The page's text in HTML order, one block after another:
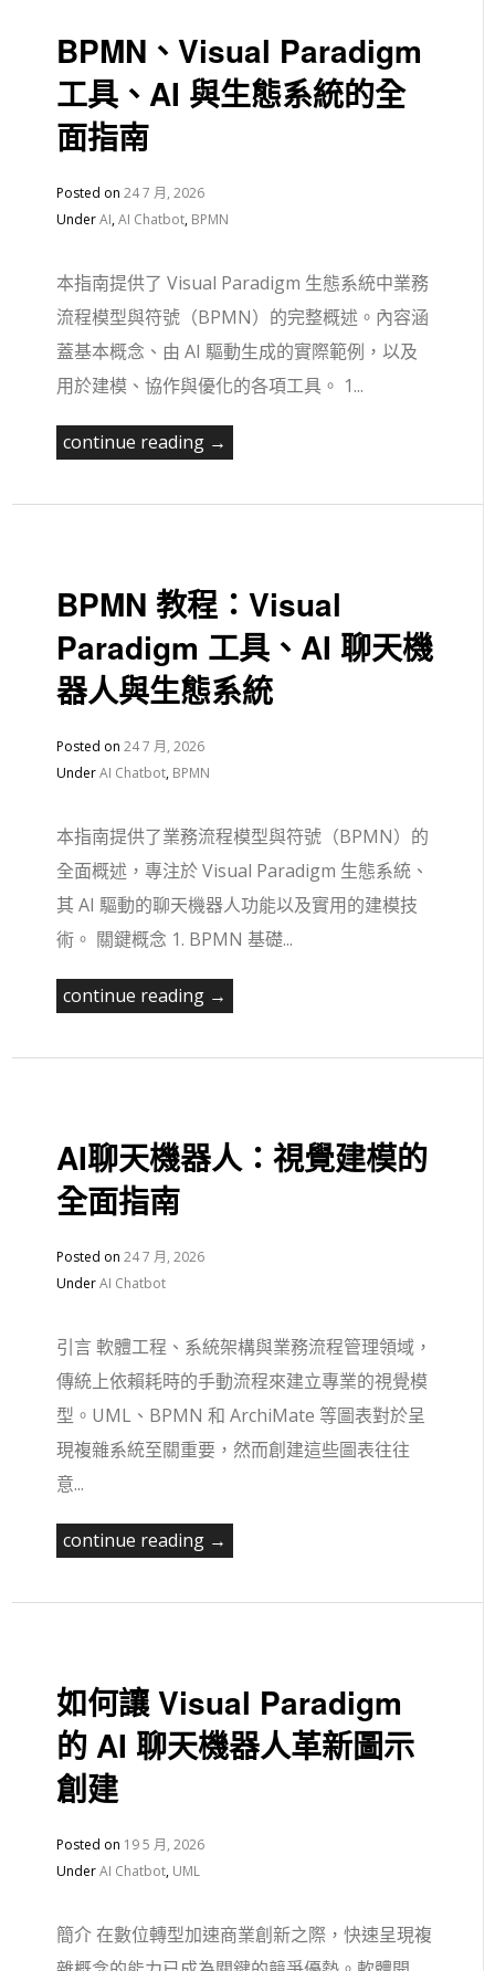
BPMN、Visual Paradigm
工具、AI 與生態系統的全
面指南
Posted on24 7 月, 2026
UnderAI,AI Chatbot, BPMN
本指南提供了 Visual Paradigm 生態系統中業務
流程模型與符號（BPMN）的完整概述。內容涵
蓋基本概念、由 AI 驅動生成的實際範例，以及
用於建模、協作與優化的各項工具。 1...
continue reading →
BPMN 教程：Visual
Paradigm 工具、AI 聊天機
器人與生態系統
Posted on24 7 月, 2026
UnderAI Chatbot, BPMN
本指南提供了業務流程模型與符號（BPMN）的
全面概述，專注於 Visual Paradigm 生態系統、
其 AI 驅動的聊天機器人功能以及實用的建模技
術。 關鍵概念 1. BPMN 基礎...
continue reading →
AI聊天機器人：視覺建模的
全面指南
Posted on24 7 月, 2026
UnderAI Chatbot
引言 軟體工程、系統架構與業務流程管理領域，
傳統上依賴耗時的手動流程來建立專業的視覺模
型。UML、BPMN 和 ArchiMate 等圖表對於呈
現複雜系統至關重要，然而創建這些圖表往往
意...
continue reading →
如何讓 Visual Paradigm
的 AI 聊天機器人革新圖示
創建
Posted on 19 5 月, 2026
UnderAI Chatbot, UML
簡介 在數位轉型加速商業創新之際，快速呈現複